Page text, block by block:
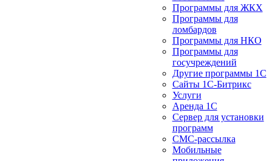
Программы для ЖКХ
Программы для
ломбардов
Программы для НКО
Программы для
госучреждений
Другие программы 1С
Сайты 1С-Битрикс
Услуги
Аренда 1С
Сервер для установки
программ
СМС-рассылка
Мобильные